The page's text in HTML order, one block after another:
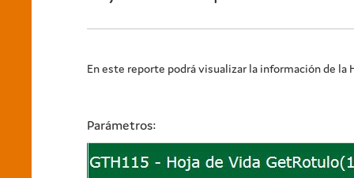
En este reporte podrá visualizar la información de la
Parámetros: